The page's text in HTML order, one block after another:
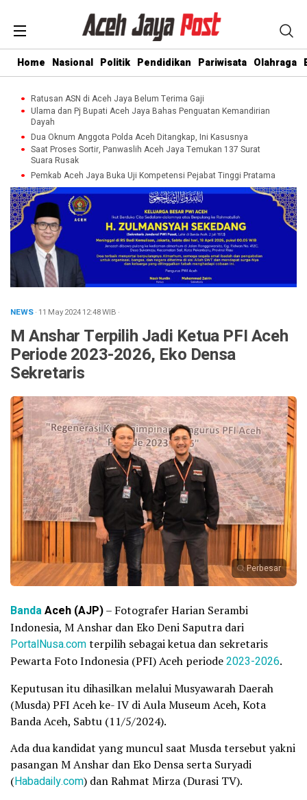
Home Nasional Politik Pendidikan Pariwisata Olahraga
Ratusan ASN di Aceh Jaya Belum Terima Gaji
Ulama dan Pj Bupati Aceh Jaya Bahas Penguatan Kemandirian
Dayah
Dua Oknum Anggota Polda Aceh Ditangkap, Ini Kasusnya
Saat Proses Sortir, Panwaslih Aceh Jaya Temukan 137 Surat
Suara Rusak
Pemkab Aceh Jaya Buka Uji Kompetensi Pejabat Tinggi Pratama
NEWS· 11 May 202412:48WIB ·
M Anshar Terpilih Jadi Ketua PFI Aceh
Periode 2023-2026, Eko Densa
Sekretaris
Perbesar
BandaAceh (AJP)– Fotografer Harian Serambi
Indonesia, M Anshar dan Eko Deni Saputra dari
PortalNusa.comterpilih sebagai ketua dan sekretaris
Pewarta Foto Indonesia (PFI) Aceh periode2023-2026.
Keputusan itu dihasilkan melalui Musyawarah Daerah
(Musda) PFI Aceh ke- IV di Aula Museum Aceh, Kota
Banda Aceh, Sabtu (11/5/2024).
Ada dua kandidat yang muncul saat Musda tersebut yakni
pasangan M Anshar dan Eko Densa serta Suryadi
(Habadaily.com) dan Rahmat Mirza (Durasi TV).